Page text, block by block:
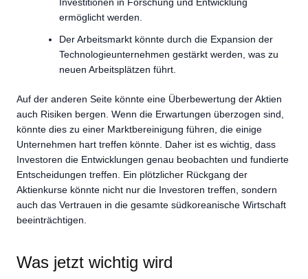
ermöglicht werden.
Der Arbeitsmarkt könnte durch die Expansion der
Technologieunternehmen gestärkt werden, was zu
neuen Arbeitsplätzen führt.
Auf der anderen Seite könnte eine Überbewertung der Aktien
auch Risiken bergen. Wenn die Erwartungen überzogen sind,
könnte dies zu einer Marktbereinigung führen, die einige
Unternehmen hart treffen könnte. Daher ist es wichtig, dass
Investoren die Entwicklungen genau beobachten und fundierte
Entscheidungen treffen. Ein plötzlicher Rückgang der
Aktienkurse könnte nicht nur die Investoren treffen, sondern
auch das Vertrauen in die gesamte südkoreanische Wirtschaft
beeinträchtigen.
Was jetzt wichtig wird